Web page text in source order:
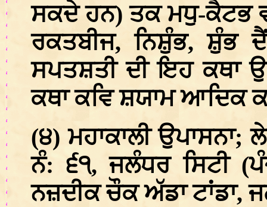
ਸਕਦੇ ਹਨ) ਤਕ ਮਧੁ-ਕੈਟਭ
ਰਕਤਬੀਜ, ਨਿਸ਼ੁੰਭ, ਸ਼ੁੰਭ
ਸਪਤਸ਼ਤੀ ਦੀ ਇਹ ਕਥਾ
ਕਥਾ ਕਵਿ ਸ਼ਯਾਮ ਆਦਿਕ
(੪) ਮਹਾਕਾਲੀ ਉਪਾਸਨਾ;
ਨੰ: ੬੧, ਜਲੰਧਰ ਸਿਟੀ
ਨਜ਼ਦੀਕ ਚੌਕ ਅੱਡਾ ਟਾਂਡਾ,